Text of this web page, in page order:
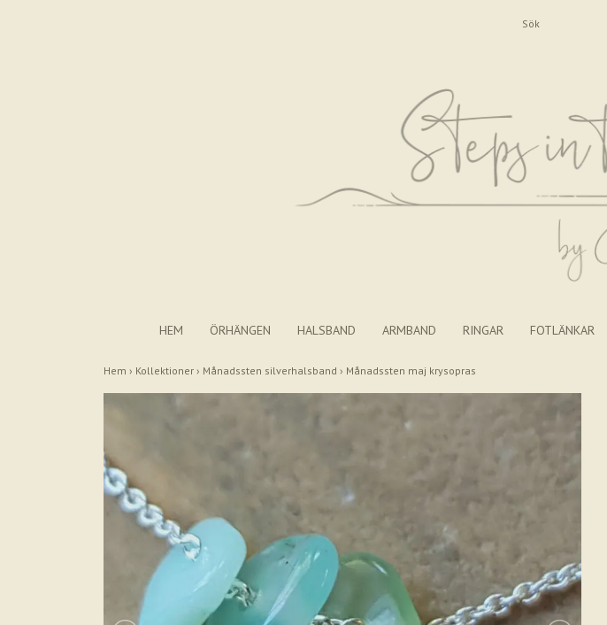
HEM ÖRHÄNGEN HALSBAND ARMBAND RINGAR FOTLÄNKAR
Hem › Kollektioner › Månadssten silverhalsband › Månadssten maj krysopras